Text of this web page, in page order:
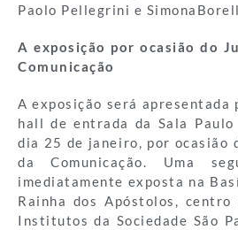
Paolo Pellegrini e
A exposição por ocasião do
Comunicação
A exposição será apresentada
hall de entrada da Sala
dia 25 de janeiro, por ocasião
da Comunicação. Uma
imediatamente exposta na
Rainha dos Apóstolos,
Institutos da Sociedade São